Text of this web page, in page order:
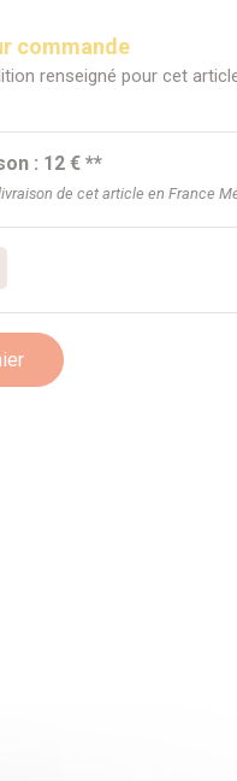
commande
renseigné pour cet
: 12 € **
de cet article en France